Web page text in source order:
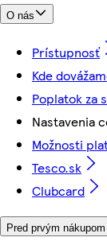
O nás
Prístupnosť
Kde
Poplatok za
Nastavenia
Možnosti
Tesco.sk
Clubcard
Pred prvým nákupom